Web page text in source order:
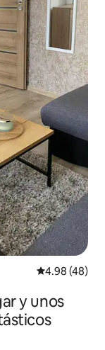
Calificación
4.98 (48)
y unos